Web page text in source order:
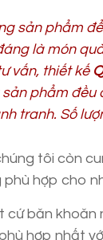
sản phẩm
là món
vấn, thiết kế
sản phẩm đều
tranh. Số
tôi còn
hợp cho
cứ băn khoăn
hợp nhất